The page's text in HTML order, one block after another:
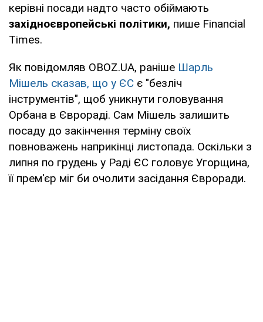
керівні посади надто часто обіймають
західноєвропейські політики, пише Financial
Times.
Як повідомляв OBOZ.UA, раніше Шарль
Мішель сказав, що у ЄС є "безліч
інструментів", щоб уникнути головування
Орбана в Єврораді. Сам Мішель залишить
посаду до закінчення терміну своїх
повноважень наприкінці листопада. Оскільки з
липня по грудень у Раді ЄС головує Угорщина,
її прем'єр міг би очолити засідання Євроради.